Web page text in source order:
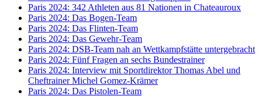
Paris 2024: 342 Athleten aus 81 Nationen in Chateauroux
Paris 2024: Das Bogen-Team
Paris 2024: Das Flinten-Team
Paris 2024: Das Gewehr-Team
Paris 2024: DSB-Team nah an Wettkampfstätte untergebracht
Paris 2024: Fünf Fragen an sechs Bundestrainer
Paris 2024: Interview mit Sportdirektor Thomas Abel und
Cheftrainer Michel Gomez-Krämer
Paris 2024: Das Pistolen-Team